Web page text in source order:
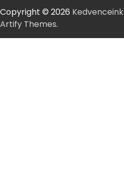
Copyright © 2026 Kedvenceink
Artify Themes.